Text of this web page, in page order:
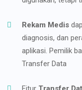
Rekam Medis
diagnosis, dan
aplikasi. Pemilik
Transfer Data